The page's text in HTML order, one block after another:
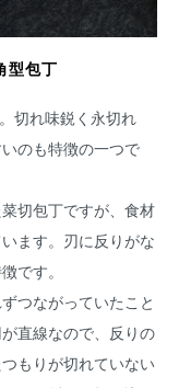
型包丁
切れ味鋭く永切れ
のも特徴の一つで
切包丁ですが、食材
ます。刃に反りがな
です。
つながっていたこと
直線なので、反りの
もりが切れていない